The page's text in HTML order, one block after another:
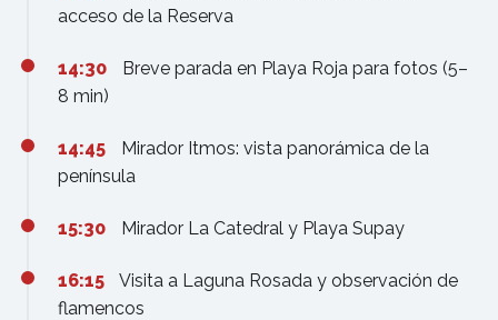
acceso de la Reserva
14:30
Breve parada en Playa Roja para fotos (5–
8 min)
14:45
Mirador Itmos: vista panorámica de la
península
15:30 Mirador La Catedral y Playa Supay
16:15
Visita a Laguna Rosada y observación de
flamencos